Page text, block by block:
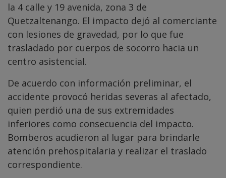
la 4 calle y 19 avenida, zona 3 de
Quetzaltenango. El impacto dejó al comerciante
con lesiones de gravedad, por lo que fue
trasladado por cuerpos de socorro hacia un
centro asistencial.
De acuerdo con información preliminar, el
accidente provocó heridas severas al afectado,
quien perdió una de sus extremidades
inferiores como consecuencia del impacto.
Bomberos acudieron al lugar para brindarle
atención prehospitalaria y realizar el traslado
correspondiente.